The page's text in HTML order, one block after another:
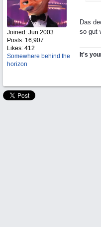
Joined: Jun 2003
Posts: 16,907
Likes: 412
Somewhere behind the
horizon
Das
so gut
It's